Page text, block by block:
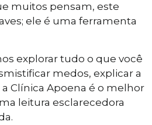
muitos pensam, este
ele é uma ferramenta
explorar tudo o que você
medos, explicar a
Clínica Apoena é o melhor
leitura esclarecedora